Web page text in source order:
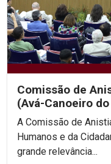
Comissão de
(Avá-Canoeiro
político coletivo
A Comissão de
Humanos e da
grande relevância...